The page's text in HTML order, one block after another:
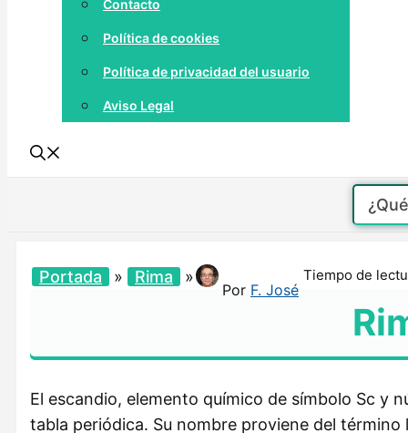
Contacto
Política de cookies
Política de privacidad del usuario
Aviso Legal
Portada » Rima »
Por F. José
Tiempo de
El escandio, elemento químico de símbolo Sc y
tabla periódica. Su nombre proviene del término